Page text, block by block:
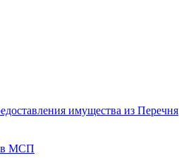
имущества из Перечня
МСП